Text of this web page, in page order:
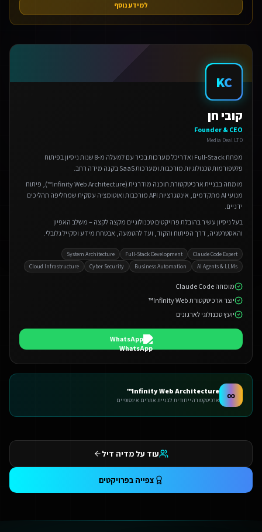
למידע נוסף
KC
קובי חן
Founder & CEO
Media Deal LTD
מפתח Full-Stack ואדריכל מערכות בכיר עם למעלה מ-8 שנות ניסיון בפיתוח
פלטפורמות טכנולוגיות מורכבות ומערכות SaaS בקנה מידה רחב.
מומחה בבניית ארכיטקטורת תוכנה מודרנית (Infinity Web Architecture™), פיתוח
מנועי AI מתקדמים, אינטגרציות API מורכבות ואוטומציה עסקית שמחליפה תהליכים
ידניים.
בעל ניסיון עשיר בהובלת פרויקטים טכנולוגיים מקצה לקצה – משלב האפיון
והאסטרטגיה, דרך הפיתוח והקוד, ועד להטמעה, אבטחת מידע וסקייל גלובלי.
Claude Code Expert
Full-Stack Development
System Architecture
AI Agents & LLMs
Business Automation
Cyber Security
Cloud Infrastructure
מומחה Claude Code
יוצר ארכיטקטורת Infinity Web™
יועץ טכנולוגי לארגונים
WhatsApp
∞
Infinity Web Architecture™
ארכיטקטורה ייחודית לבניית אתרים אינסופיים
עוד על מדיה דיל
צפייה בפרויקטים